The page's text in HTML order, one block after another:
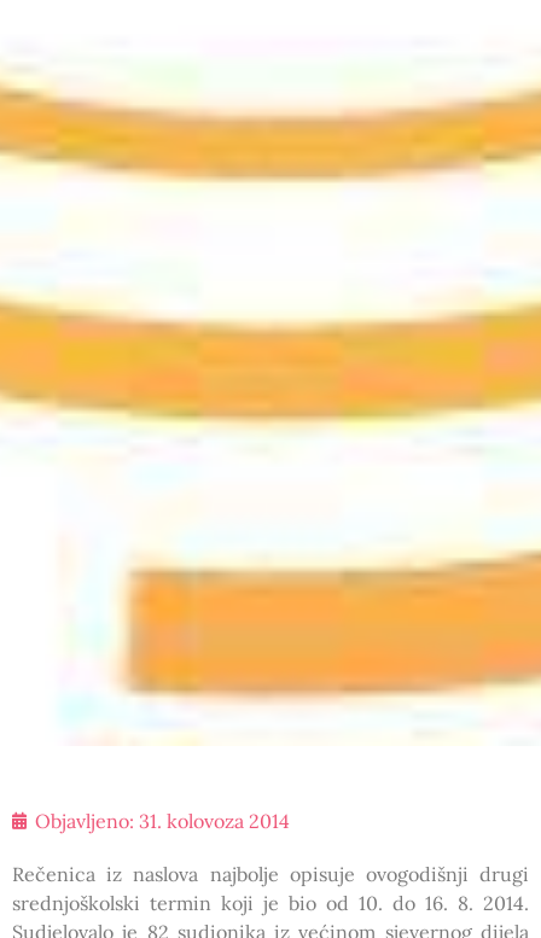
Objavljeno: 31. kolovoza 2014
Rečenica iz naslova najbolje opisuje ovogodišnji drugi
srednjoškolski termin koji je bio od 10. do 16. 8. 2014.
Sudjelovalo je 82 sudionika iz većinom sjevernog dijela